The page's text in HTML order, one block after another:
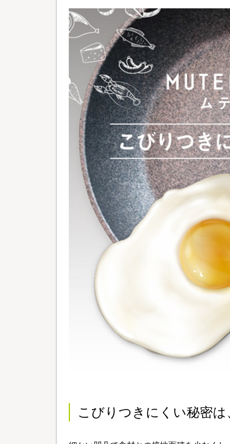
こびりつきにくい秘密は